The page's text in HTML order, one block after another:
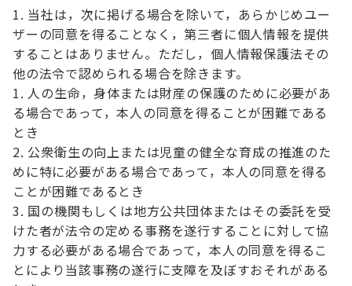
当社は，次に掲げる場合を除いて，あらかじめユー
ザーの同意を得ることなく，第三者に個人情報を提供
することはありません。ただし，個人情報保護法その
他の法令で認められる場合を除きます。
人の生命，身体または財産の保護のために必要があ
る場合であって，本人の同意を得ることが困難である
とき
公衆衛生の向上または児童の健全な育成の推進のた
めに特に必要がある場合であって，本人の同意を得る
ことが困難であるとき
国の機関もしくは地方公共団体またはその委託を受
けた者が法令の定める事務を遂行することに対して協
力する必要がある場合であって，本人の同意を得るこ
とにより当該事務の遂行に支障を及ぼすおそれがある